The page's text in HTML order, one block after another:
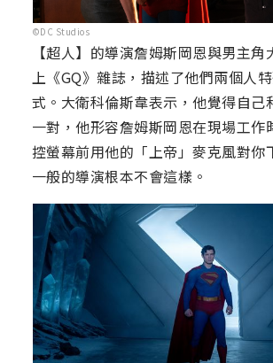
©DC Studios
【超人】的導演詹姆斯岡恩與男主
上《GQ》雜誌，描述了他們兩個人
式。大衛科倫斯韋表示，他覺得自己
一對，他形容詹姆斯岡恩在現場工作
控螢幕前用他的「上帝」麥克風對你
一般的導演根本不會這樣。